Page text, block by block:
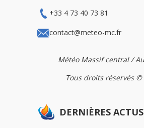
+33 4 73 40 73 81
contact@meteo-mc.fr
Météo Massif central /
Tous droits réservés ©
DERNIÈRES ACTUS